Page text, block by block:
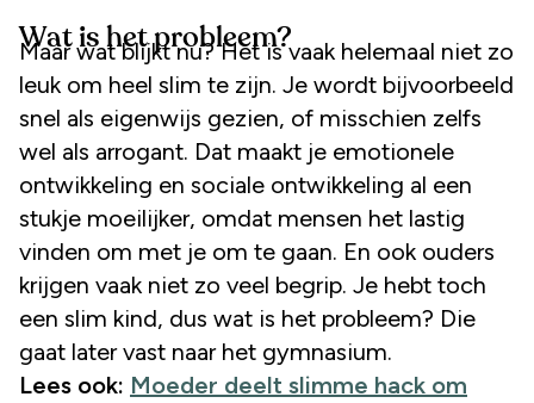
Wat is het probleem?
Maar wat blijkt nu? Het is vaak helemaal niet zo
leuk om heel slim te zijn. Je wordt bijvoorbeeld
snel als eigenwijs gezien, of misschien zelfs
wel als arrogant. Dat maakt je emotionele
ontwikkeling en sociale ontwikkeling al een
stukje moeilijker, omdat mensen het lastig
vinden om met je om te gaan. En ook ouders
krijgen vaak niet zo veel begrip. Je hebt toch
een slim kind, dus wat is het probleem? Die
gaat later vast naar het gymnasium.
Lees ook: Moeder deelt slimme hack om